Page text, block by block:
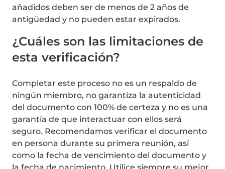
añadidos deben ser de menos de 2 años de
antigüedad y no pueden estar expirados.
¿Cuáles son las limitaciones de
esta verificación?
Completar este proceso no es un respaldo de
ningún miembro, no garantiza la autenticidad
del documento con 100% de certeza y no es una
garantía de que interactuar con ellos será
seguro. Recomendamos verificar el documento
en persona durante su primera reunión, así
como la fecha de vencimiento del documento y